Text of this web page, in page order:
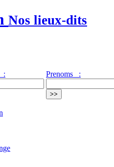
Nos lieux-dits
: Prenoms :